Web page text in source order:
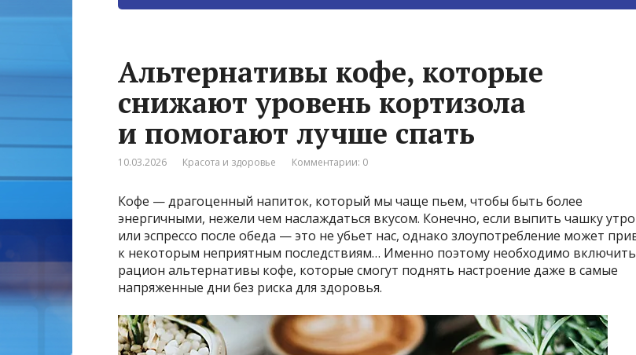
Альтернативы кофе, которые
снижают уровень кортизола
и помогают лучше спать
10.03.2026 Красота и здоровье Комментарии: 0
Кофе — драгоценный напиток, который мы чаще пьем, чтобы быть более
энергичными, нежели чем наслаждаться вкусом. Конечно, если выпить чашку
или эспрессо после обеда — это не убьет нас, однако злоупотребление может
к некоторым неприятным последствиям… Именно поэтому необходимо
рацион альтернативы кофе, которые смогут поднять настроение даже в самые
напряженные дни без риска для здоровья.